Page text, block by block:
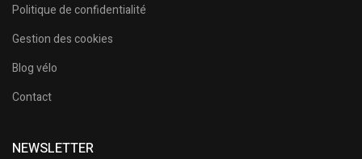
Politique de confidentialité
Gestion des cookies
Blog vélo
Contact
NEWSLETTER